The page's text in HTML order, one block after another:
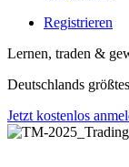
Registrieren
Lernen, traden &
Deutschlands
Jetzt kostenlos